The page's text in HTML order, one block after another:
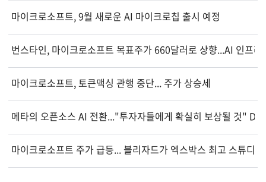
마이크로소프트, 9월 새로운 AI 마이크로칩 출시 예정
번스타인, 마이크로소프트 목표주가 660달러로 상향...AI 인프라
마이크로소프트, 토큰맥싱 관행 중단... 주가 상승세
메타의 오픈소스 AI 전환..."투자자들에게 확실히 보상될 것"
마이크로소프트 주가 급등... 블리자드가 엑스박스 최고 스튜디